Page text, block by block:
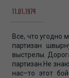
11.01.1974
Все, что угодно
партизан
выстрелы.
партизан.Не
нас–то этот